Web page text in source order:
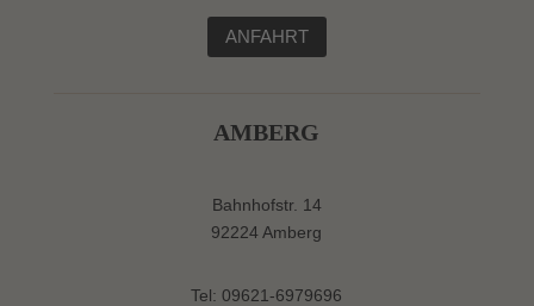
ANFAHRT
AMBERG
Bahnhofstr. 14
92224 Amberg
Tel: 09621-6979696